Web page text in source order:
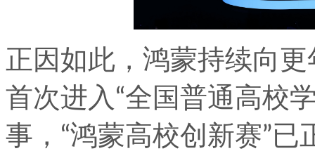
正因如此，鸿蒙持续向
首次进入“全国普通高校
事，“鸿蒙高校创新赛”